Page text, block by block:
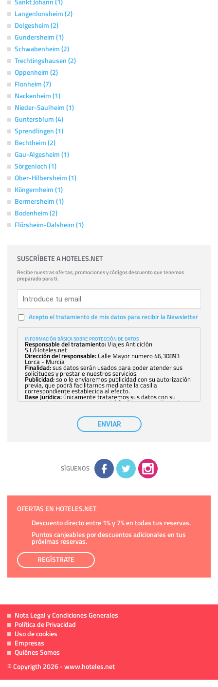
Langenlonsheim (2)
Dolgesheim (2)
Gundersheim (1)
Schwabenheim (2)
Trechtingshausen (2)
Oppenheim (2)
Flonheim (7)
Nackenheim (1)
Nieder-Saulheim (1)
Guntersblum (4)
Sprendlingen (1)
Bechtheim (2)
Gau-Algesheim (1)
Sörgenloch (1)
Ober-Hilbersheim (1)
Köngernheim (1)
Bermersheim (1)
Bodenheim (2)
Flörsheim-Dalsheim (1)
SUSCRÍBETE A HOTELES.NET
Recibe nuestras ofertas, promociones y códigos descuento que tenemos
preparado para ti.
Acepto el tratamiento de mis datos para recibir la Newsletter
INFORMACIÓN BÁSICA SOBRE PROTECCIÓN DE DATOS
Responsable del tratamiento:Viajes Anticiclón
S.L/Hoteles.net
Dirección del responsable:Calle Mayor número 46,30893
Lorca - Murcia
Finalidad:sus datos serán usados para poder atender sus
solicitudes y prestarle nuestros servicios.
Publicidad:solo le enviaremos publicidad con su autorización
previa, que podrá facilitarnos mediante la casilla
correspondiente establecida al efecto.
Base Jurídica:únicamente trataremos sus datos con su
consentimiento previo, que podrá facilitarnos mediante la
con carácter general, sólo el personal de
nuestra entidad que esté debidamente autorizado podrá
tener conocimiento de la información que le pedimos. No se
comunicarán datos a terceros.
adicional y detallada sobre cómo tratamos sus datos en la
política de privacidad
ENVIAR
SÍGUENOS
OFERTAS EN HOTELES.NET
Descuento directo entre 1% y 7% en todas tus reservas.
Puntos canjeables por descuentos adicionales en tus
próximas reservas.
REGÍSTRATE
Nota Legal y Condiciones Generales
Política de Privacidad
Uso de cookies
Empresas
Quiénes Somos
© Copyrigth 2026 - www.hoteles.net